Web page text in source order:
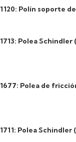
1120: Polín soporte
1713: Polea Schindler
1677: Polea de
1711: Polea Schindler